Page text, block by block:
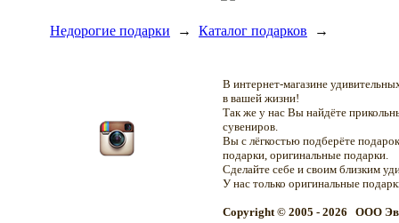
Недорогие подарки → Каталог подарков →
В интернет-магазине
в вашей жизни!
Так же у нас Вы найдёте
сувениров.
Вы с лёгкостью подберёте
подарки, оригинальные подарки.
Сделайте себе и своим близким
У нас только оригинальные
Copyright © 2005 - 2026 OOO